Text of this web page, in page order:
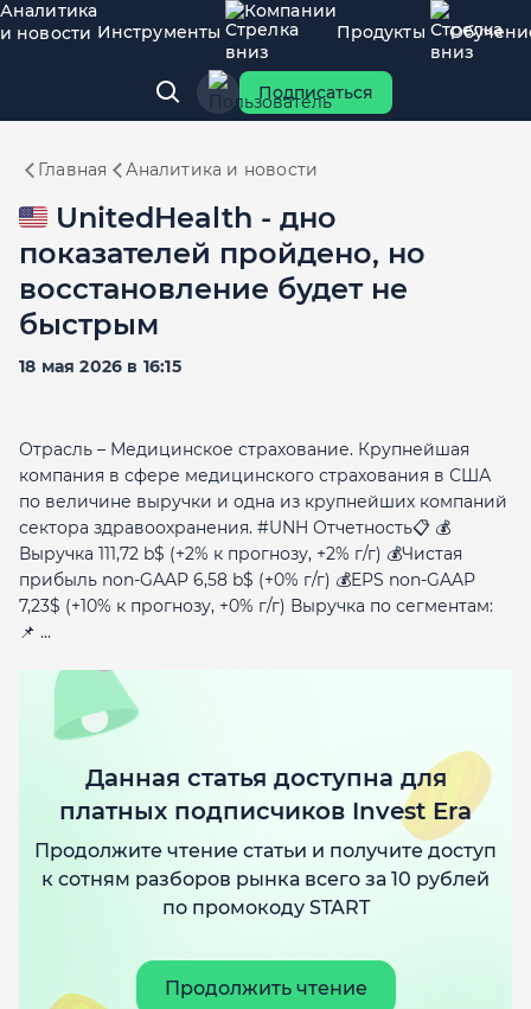
Аналитика
и новости Инструменты
Компании
Продукты
Подписаться
Главная Аналитика и новости
🇺🇸 UnitedHealth - дно
показателей пройдено, но
восстановление будет не
быстрым
18 мая 2026 в 16:15
Отрасль – Медицинское страхование. Крупнейшая
компания в сфере медицинского страхования в США
по величине выручки и одна из крупнейших компаний
сектора здравоохранения. #UNH Отчетность📋 💰
Выручка 111,72 b$ (+2% к прогнозу, +2% г/г) 💰Чистая
прибыль non-GAAP 6,58 b$ (+0% г/г) 💰EPS non-GAAP
7,23$ (+10% к прогнозу, +0% г/г) Выручка по сегментам:
📌 ...
Данная статья доступна для
платных подписчиков Invest Era
Продолжите чтение статьи и получите доступ
к сотням разборов рынка всего за 10 рублей
по промокоду START
Продолжить чтение